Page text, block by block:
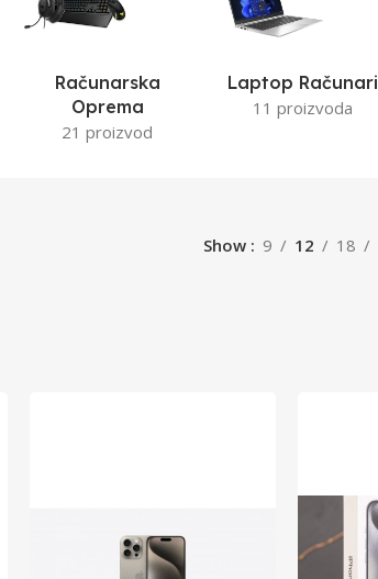
Računarska
Oprema
21 proizvod
Laptop Računari
11 proizvoda
Show 9 12 18